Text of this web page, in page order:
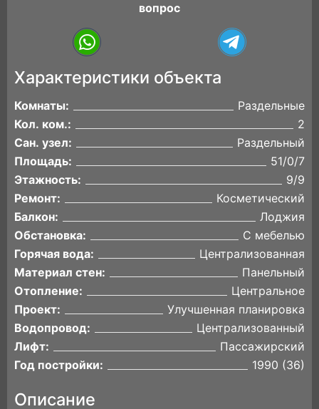
вопрос
Характеристики объекта
Комнаты:
Раздельные
Кол. ком.:
2
Сан. узел:
Раздельный
Площадь:
51/0/7
Этажность:
9/9
Ремонт:
Косметический
Балкон:
Лоджия
Обстановка:
С мебелью
Горячая вода:
Централизованная
Материал стен:
Панельный
Отопление:
Центральное
Проект:
Улучшенная планировка
Водопровод:
Централизованный
Лифт:
Пассажирский
Год постройки:
1990 (36)
Описание